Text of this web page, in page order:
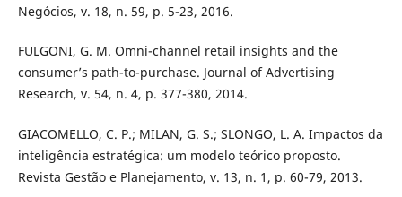
Negócios, v. 18, n. 59, p. 5-23, 2016.
FULGONI, G. M. Omni-channel retail insights and the
consumer’s path-to-purchase. Journal of Advertising
Research, v. 54, n. 4, p. 377-380, 2014.
GIACOMELLO, C. P.; MILAN, G. S.; SLONGO, L. A. Impactos da
inteligência estratégica: um modelo teórico proposto.
Revista Gestão e Planejamento, v. 13, n. 1, p. 60-79, 2013.